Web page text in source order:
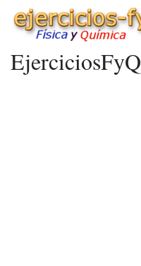
EjerciciosFyQ